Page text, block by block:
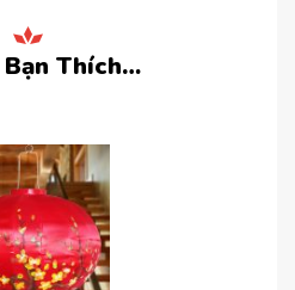
Bạn Thích…